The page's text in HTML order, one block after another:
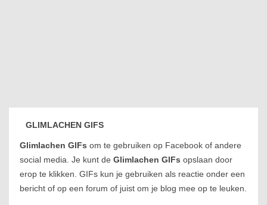
GLIMLACHEN GIFS
Glimlachen GIFs om te gebruiken op Facebook of andere
social media. Je kunt de Glimlachen GIFs opslaan door
erop te klikken. GIFs kun je gebruiken als reactie onder een
bericht of op een forum of juist om je blog mee op te leuken.